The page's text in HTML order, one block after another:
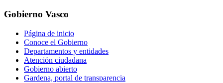
Gobierno Vasco
Página de inicio
Conoce el Gobierno
Departamentos y entidades
Atención ciudadana
Gobierno abierto
Gardena, portal de transparencia